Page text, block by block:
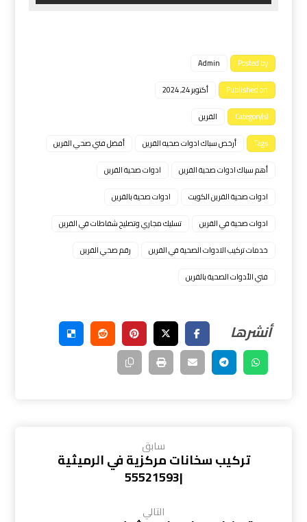
Posted by
Admin
Published on
أكتوبر 24, 2024
Category(s)
القرين
Tags
أرخص سباك ادوات صحيه القرين
أفضل فني صحي القرين
أهم سباك ادوات صحية القرين
ادوات صحية القرين
ادوات صحية القرين الكويت
ادوات صحية بالقرين
ادوات صحية في القرين
تسليك مجاري وتصليح شفاطات في القرين
خدمات تركيب الادوات الصحية في القرين
رقم صحي القرين
فني الأدوات الصحية بالقرين
سابق
تركيب سخانات مركزية في الرميثية
|55521593
التالي